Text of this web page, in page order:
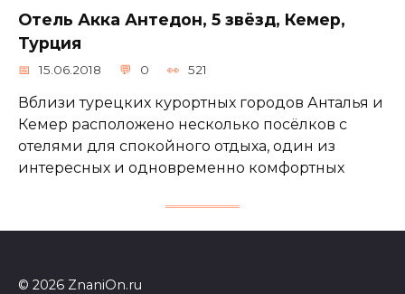
Отель Акка Антедон, 5 звёзд, Кемер,
Турция
15.06.2018 0 521
Вблизи турецких курортных городов Анталья и
Кемер расположено несколько посёлков с
отелями для спокойного отдыха, один из
интересных и одновременно комфортных
© 2026 ZnaniOn.ru